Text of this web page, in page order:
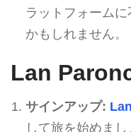
ラットフォーム
かもしれません。
Lan
サインアップ:
して旅を始めまし